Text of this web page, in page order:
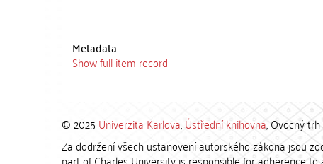
Metadata
Show full item record
© 2025 Univerzita Karlova,Ústřední knihovna, Ovocný
Za dodržení všech ustanovení autorského zákona jsou